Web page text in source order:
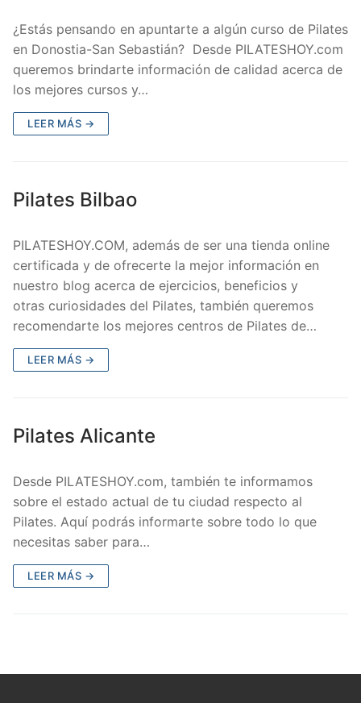
¿Estás pensando en apuntarte a algún curso de Pilates
en Donostia-San Sebastián? Desde PILATESHOY.com
queremos brindarte información de calidad acerca de
los mejores cursos y…
LEER MÁS →
Pilates Bilbao
PILATESHOY.COM, además de ser una tienda online
certificada y de ofrecerte la mejor información en
nuestro blog acerca de ejercicios, beneficios y
otras curiosidades del Pilates, también queremos
recomendarte los mejores centros de Pilates de…
LEER MÁS →
Pilates Alicante
Desde PILATESHOY.com, también te informamos
sobre el estado actual de tu ciudad respecto al
Pilates. Aquí podrás informarte sobre todo lo que
necesitas saber para…
LEER MÁS →